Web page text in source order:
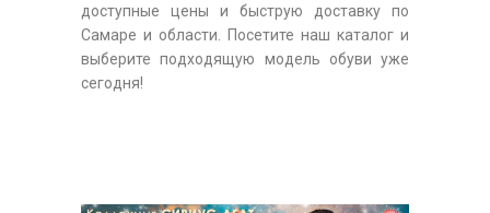
доступные цены и быструю доставку по
Самаре и области. Посетите наш каталог и
выберите подходящую модель обуви уже
сегодня!